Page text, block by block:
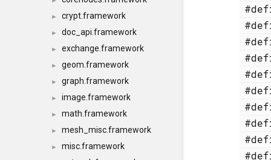
► crypt.framework
► doc_api.framework
► exchange.framework
► geom.framework
► graph.framework
► image.framework
► math.framework
► mesh_misc.framework
► misc.framework